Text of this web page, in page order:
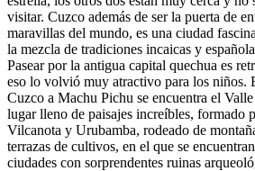
visitar. Cuzco además de ser la puerta de
maravillas del mundo, es una ciudad
la mezcla de tradiciones incaicas y
Pasear por la antigua capital quechua es
eso lo volvió muy atractivo para los niños.
Cuzco a Machu Pichu se encuentra el
lugar lleno de paisajes increíbles, formado
Vilcanota y Urubamba, rodeado de
terrazas de cultivos, en el que se
ciudades con sorprendentes ruinas